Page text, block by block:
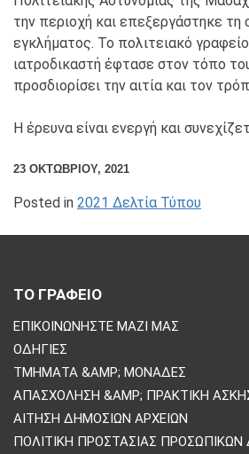
την περιοχή και επεξεργάστηκε τη
εγκλήματος. Το πολιτειακό
ιατροδικαστή έφτασε στον τόπο
προσδιορίσει την αιτία και τον
Η έρευνα είναι ενεργή και
23 ΟΚΤΩΒΡΊΟΥ, 2021
Posted in 2021 Δελτία Τύπου
ΤΟ ΓΡΑΦΕΙΟ
ΕΠΙΚΟΙΝΩΝΗΣΤΕ ΜΑΖΙ ΜΑΣ
ΟΔΗΓΊΕΣ
ΤΜΉΜΑΤΑ &AMP; ΜΟΝΆΔΕΣ
ΑΠΑΣΧΌΛΗΣΗ &AMP; ΠΡΑΚΤΙΚΉ
ΑΊΤΗΣΗ ΔΗΜΌΣΙΩΝ ΑΡΧΕΊΩΝ
ΠΟΛΙΤΙΚΗ ΠΡΟΣΤΑΣΙΑΣ